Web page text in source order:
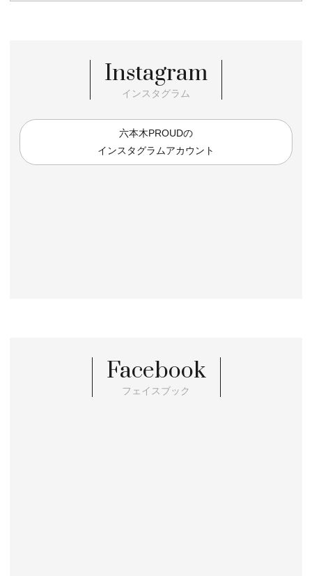
Instagram
インスタグラム
六本木PROUDの
インスタグラムアカウント
Facebook
フェイスブック